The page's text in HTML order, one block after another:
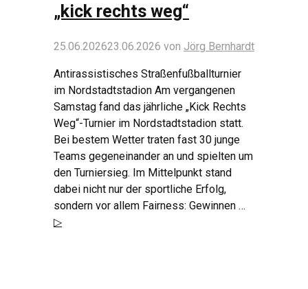
„kick rechts weg“
25.06.202623.06.2026 von Jörg Bernhardt
Antirassistisches Straßenfußballturnier
im Nordstadtstadion Am vergangenen
Samstag fand das jährliche „Kick Rechts
Weg“-Turnier im Nordstadtstadion statt.
Bei bestem Wetter traten fast 30 junge
Teams gegeneinander an und spielten um
den Turniersieg. Im Mittelpunkt stand
dabei nicht nur der sportliche Erfolg,
sondern vor allem Fairness: Gewinnen …
▷